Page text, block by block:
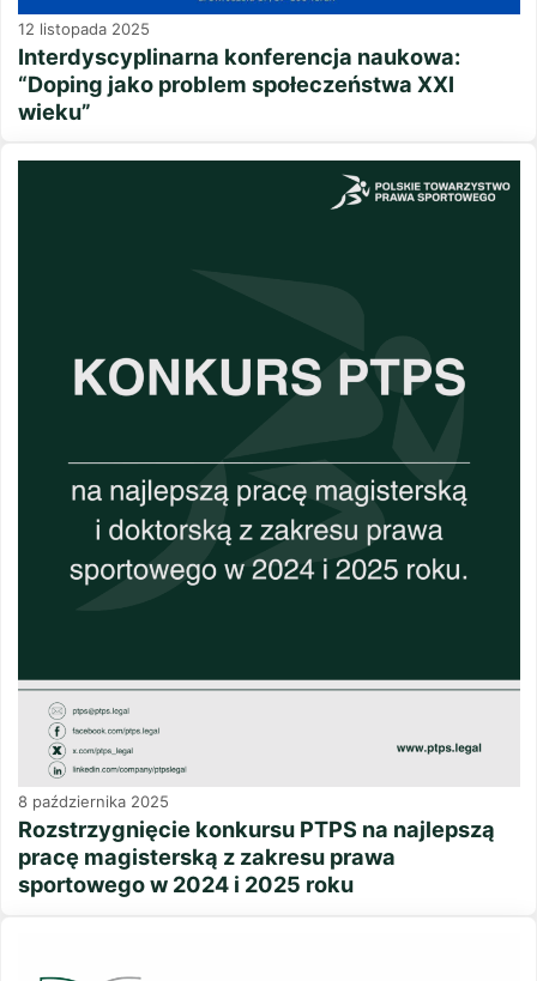
12 listopada 2025
Interdyscyplinarna konferencja naukowa:
“Doping jako problem społeczeństwa XXI
wieku”
8 października 2025
Rozstrzygnięcie konkursu PTPS na najlepszą
pracę magisterską z zakresu prawa
sportowego w 2024 i 2025 roku